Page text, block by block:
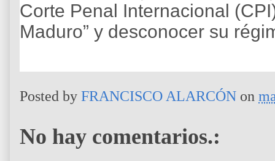
Corte Penal Internacional
Maduro” y desconocer su
Posted by FRANCISCO ALARCÓN on
No hay comentarios.: